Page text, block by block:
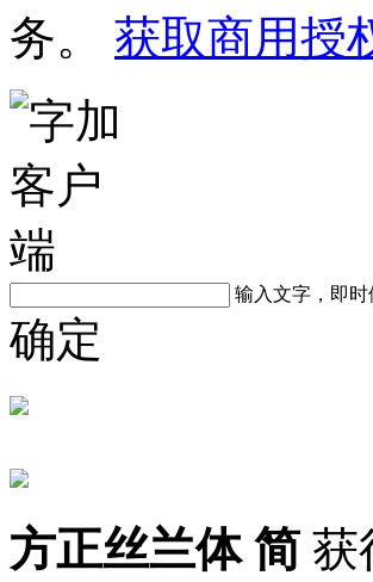
务。 获取商用授
输入文字，即时
确定
方正丝兰体 简 获